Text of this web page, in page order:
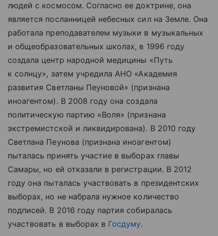
людей с космосом. Согласно ее доктрине, она
является посланницей небесных сил на Земле. Она
работала преподавателем музыки в музыкальных
и общеобразовательных школах, в 1996 году
создала центр народной медицины «Путь
к солнцу», затем учредила АНО «Академия
развития Светланы Пеуновой» (признана
иноагентом). В 2008 году она создала
политическую партию «Воля» (признана
экстремистской и ликвидирована). В 2010 году
Светлана Пеунова (признана иноагентом)
пыталась принять участие в выборах главы
Самары, но ей отказали в регистрации. В 2012
году она пыталась участвовать в президентских
выборах, но не набрала нужное количество
подписей. В 2016 году партия собиралась
участвовать в выборах в Госдуму.